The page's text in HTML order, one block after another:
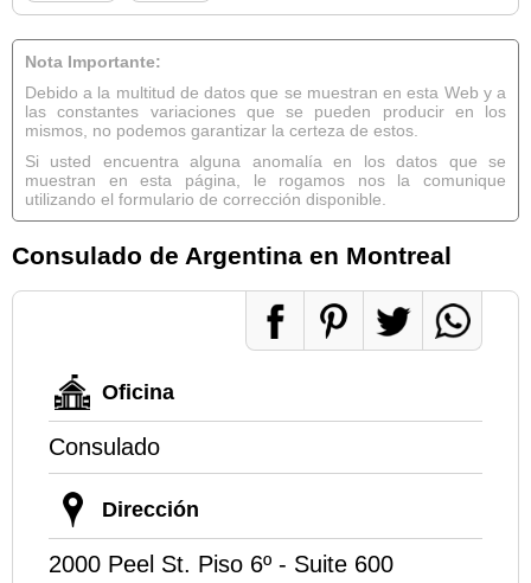
Nota Importante:
Debido a la multitud de datos que se muestran en esta Web y a
las constantes variaciones que se pueden producir en los
mismos, no podemos garantizar la certeza de estos.
Si usted encuentra alguna anomalía en los datos que se
muestran en esta página, le rogamos nos la comunique
utilizando el formulario de corrección disponible.
Consulado de Argentina en Montreal
Oficina
Consulado
Dirección
2000 Peel St. Piso 6º - Suite 600